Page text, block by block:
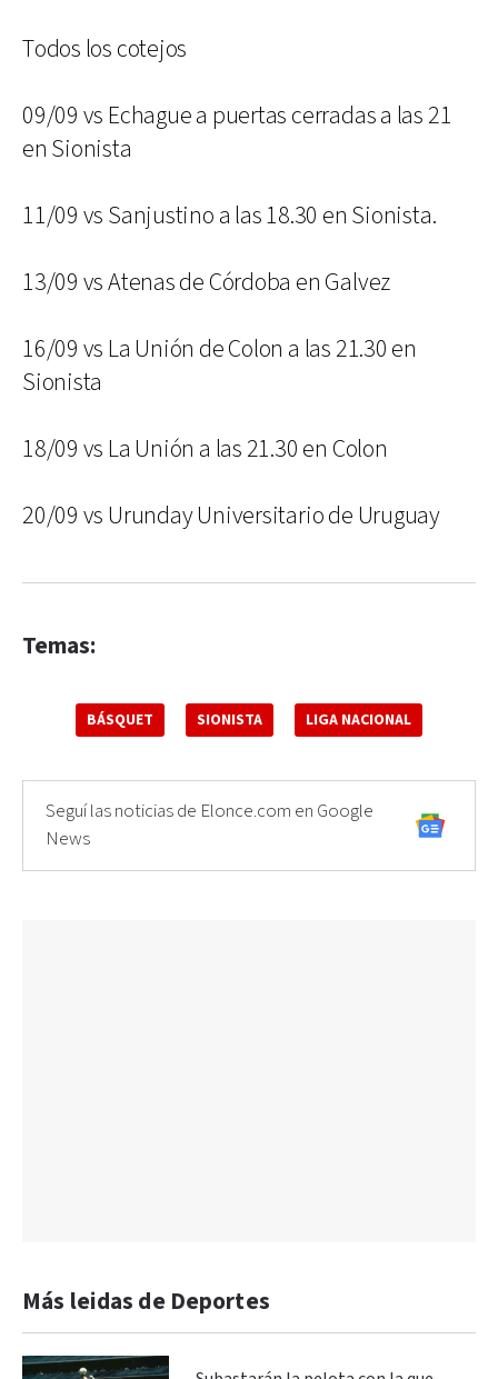
Todos los cotejos
09/09 vs Echague a puertas cerradas a las 21
en Sionista
11/09 vs Sanjustino a las 18.30 en Sionista.
13/09 vs Atenas de Córdoba en Galvez
16/09 vs La Unión de Colon a las 21.30 en
Sionista
18/09 vs La Unión a las 21.30 en Colon
20/09 vs Urunday Universitario de Uruguay
Temas:
BÁSQUET SIONISTA LIGA NACIONAL
Seguí las noticias de Elonce.com en Google
News
Más leidas de Deportes